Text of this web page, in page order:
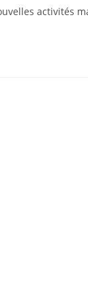
activités